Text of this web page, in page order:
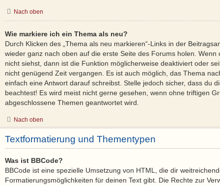
Nach oben
Wie markiere ich ein Thema als neu?
Durch Klicken des „Thema als neu markieren“-Links in der
wieder ganz nach oben auf die erste Seite des Forums holen.
nicht siehst, dann ist die Funktion möglicherweise deaktiviert oder
nicht genügend Zeit vergangen. Es ist auch möglich, das Thema
einfach eine Antwort darauf schreibst. Stelle jedoch sicher, dass du
beachtest! Es wird meist nicht gerne gesehen, wenn ohne triftigen
abgeschlossene Themen geantwortet wird.
Nach oben
Textformatierung und Thementypen
Was ist BBCode?
BBCode ist eine spezielle Umsetzung von HTML, die dir
Formatierungsmöglichkeiten für deinen Text gibt. Die Rechte zur